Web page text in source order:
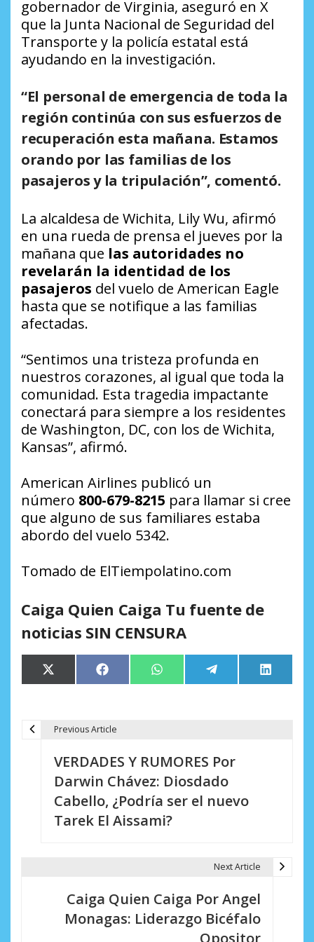
gobernador de Virginia, aseguró en X
que la Junta Nacional de Seguridad del
Transporte y la policía estatal está
ayudando en la investigación.
“El personal de emergencia de toda la
región continúa con sus esfuerzos de
recuperación esta mañana. Estamos
orando por las familias de los
pasajeros y la tripulación”, comentó.
La alcaldesa de Wichita, Lily Wu, afirmó
en una rueda de prensa el jueves por la
mañana que las autoridades no
revelarán la identidad de los
pasajeros del vuelo de American Eagle
hasta que se notifique a las familias
afectadas.
“Sentimos una tristeza profunda en
nuestros corazones, al igual que toda la
comunidad. Esta tragedia impactante
conectará para siempre a los residentes
de Washington, DC, con los de Wichita,
Kansas”, afirmó.
American Airlines publicó un
número 800-679-8215 para llamar si cree
que alguno de sus familiares estaba
abordo del vuelo 5342.
Tomado de ElTiempolatino.com
Caiga Quien Caiga Tu fuente de
noticias SIN CENSURA
Compartir
en
X
(Twitter)
Compartir
en
Facebook Compartir
en
WhatsApp Compartir
en
Telegram
en
LinkedIn
Previous Article
VERDADES Y RUMORES Por
Darwin Chávez: Diosdado
Cabello, ¿Podría ser el nuevo
Tarek El Aissami?
Next Article
Caiga Quien Caiga Por Angel
Monagas: Liderazgo Bicéfalo
Opositor